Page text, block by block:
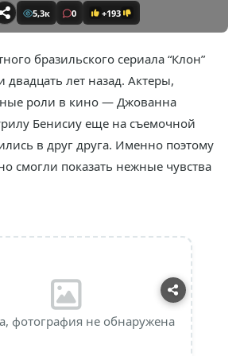
5,3к 0 +193
бразильского сериала “Клон”
двадцать лет назад. Актеры,
роли в кино — Джованна
Бенисиу еще на съемочной
в друг друга. Именно поэтому
смогли показать нежные чувства
фотография не обнаружена